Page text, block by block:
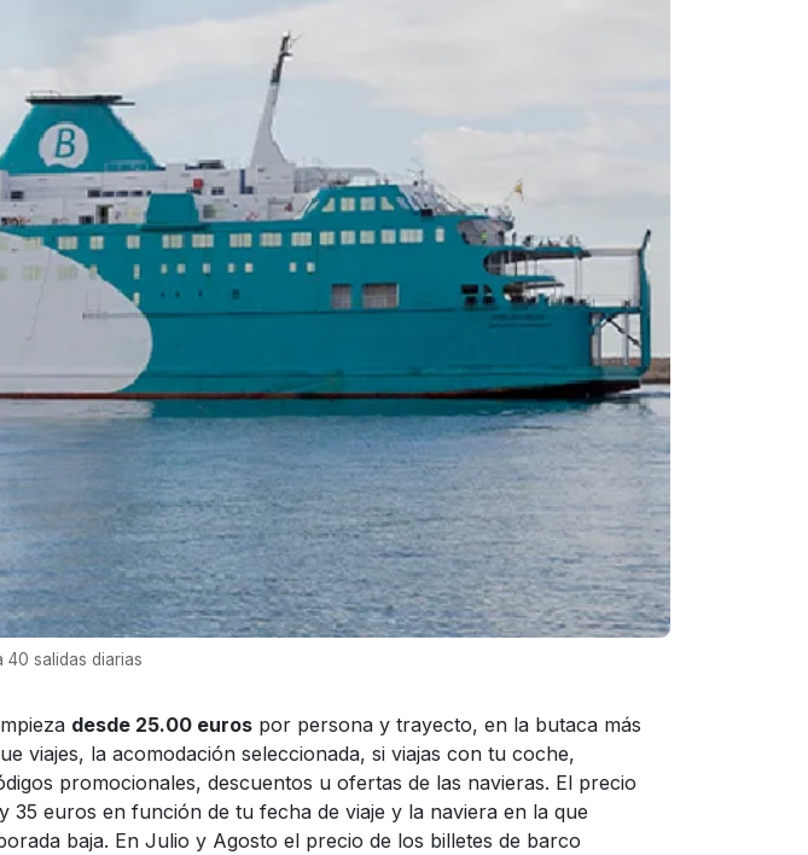
40 salidas diarias
desde 25.00 euros por persona y trayecto, en la butaca más
viajes, la acomodación seleccionada, si viajas con tu coche,
promocionales, descuentos u ofertas de las navieras. El precio
euros en función de tu fecha de viaje y la naviera en la que
baja. En Julio y Agosto el precio de los billetes de barco